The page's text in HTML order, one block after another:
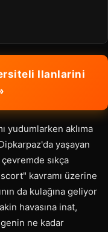
Ilanlarini
yudumlarken aklıma
yaşayan
sıkça
kavramı üzerine
da kulağına geliyor
havasına inat,
ne kadar